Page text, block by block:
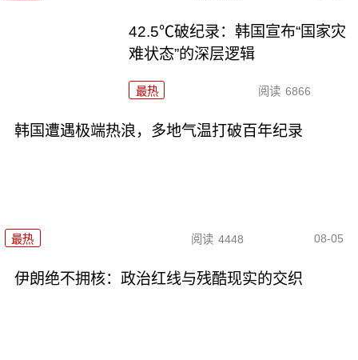
42.5℃破纪录：韩国宣布“国家灾
难状态”的深层逻辑
最热 阅读 6866
韩国遭遇极端热浪，多地气温打破百年纪录
最热 阅读 4448 08-05
伊朗绝不拥核：政治红线与残酷现实的交织